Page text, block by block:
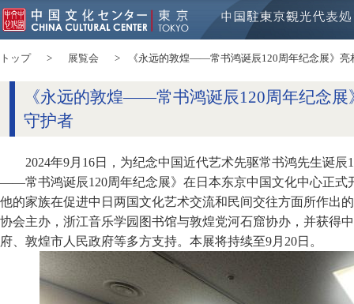
トップ 展覧会 《永远的敦煌——常书鸿诞辰120周年纪念展》亮
《永远的敦煌——常书鸿诞辰120周年纪念
守护者
2024年9月16日，为纪念中国近代艺术先驱常书鸿先生诞
——常书鸿诞辰120周年纪念展》在日本东京中国文化中心正式
他的家族在促进中日两国文化艺术交流和民间交往方面所作出
协会主办，浙江音乐学园图书馆与敦煌党河石窟协办，并获得
府、敦煌市人民政府等多方支持。本展将持续至9月20日。